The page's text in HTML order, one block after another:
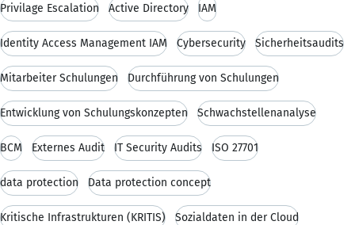
Privilage Escalation Active Directory IAM
Identity Access Management IAM Cybersecurity Sicherheitsaudits
Mitarbeiter Schulungen Durchführung von Schulungen
Entwicklung von Schulungskonzepten Schwachstellenanalyse
BCM Externes Audit IT Security Audits ISO 27701
data protection Data protection concept
Kritische Infrastrukturen (KRITIS) Sozialdaten in der Cloud